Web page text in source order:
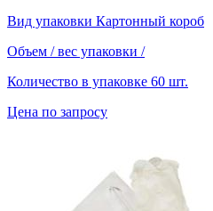
Вид упаковки Картонный короб
Объем / вес упаковки /
Количество в упаковке 60 шт.
Цена по запросу